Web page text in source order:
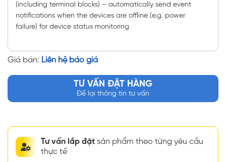
(including terminal blocks) – automatically send event
notifications when the devices are offline (e.g. power
failure) for device status monitoring
Giá bán: Liên hệ báo giá
TƯ VẤN ĐẶT HÀNG
Để lại thông tin tư vấn
Tư vấn lắp đặt sản phẩm theo từng yêu cầu
thực tế